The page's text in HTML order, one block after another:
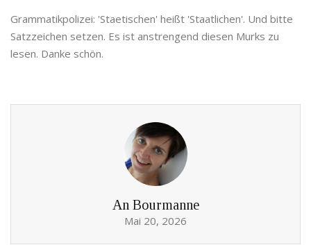
Grammatikpolizei: 'Staetischen' heißt 'Staatlichen'. Und bitte
Satzzeichen setzen. Es ist anstrengend diesen Murks zu
lesen. Danke schön.
An Bourmanne
Mai 20, 2026